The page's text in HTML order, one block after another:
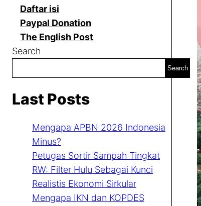
Daftar isi
Paypal Donation
The English Post
Search
Search
Last Posts
Mengapa APBN 2026 Indonesia
Minus?
Petugas Sortir Sampah Tingkat
RW: Filter Hulu Sebagai Kunci
Realistis Ekonomi Sirkular
Mengapa IKN dan KOPDES